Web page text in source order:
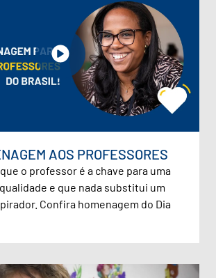
AOS PROFESSORES
o professor é a chave para uma
e que nada substitui um
Confira homenagem do Dia